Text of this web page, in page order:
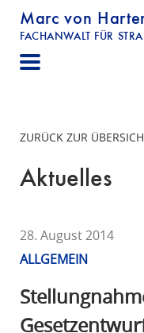
Marc von
FACHANWALT FÜR
STRAFRECHT |
ZURÜCK ZUR
Aktuelles
28. August 2014
ALLGEMEIN